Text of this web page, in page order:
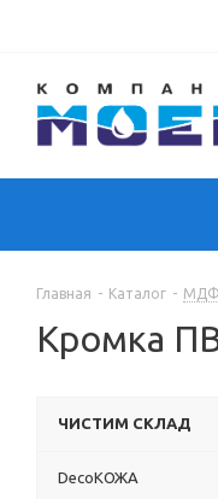
Главная - Каталог -
Кромка
ЧИСТИМ СКЛАД
DecoКОЖА